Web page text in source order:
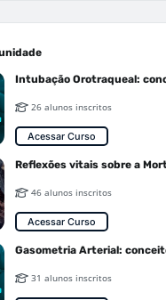
26 alunos inscritos
Acessar Curso
Reflexões vitais sobre a
46 alunos inscritos
Acessar Curso
Gasometria Arterial:
31 alunos inscritos